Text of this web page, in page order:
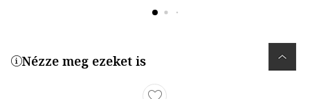
Nézze meg ezeket is